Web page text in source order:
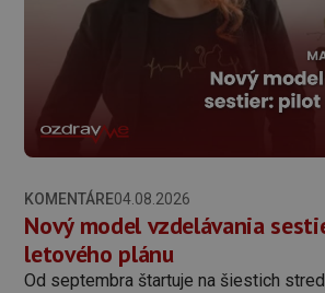
KOMENTÁRE04.08.2026
Nový model vzdelávania
letového plánu
Od septembra štartuje na šiestich